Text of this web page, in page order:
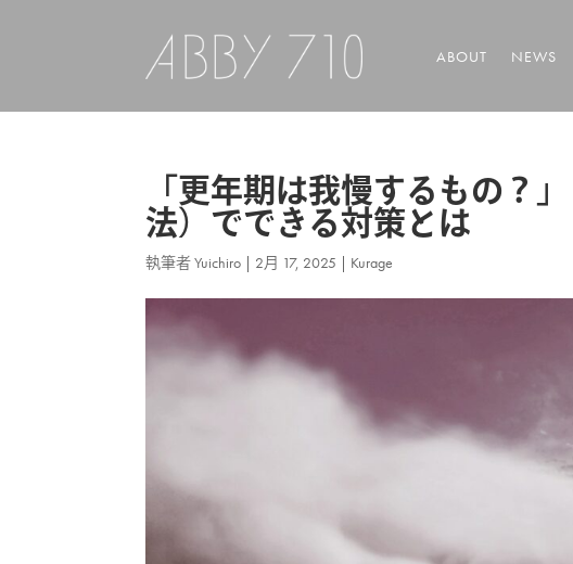
ABOUT NEWS
「更年期は我慢するもの？
法）でできる対策とは
執筆者Yuichiro 2月 17, 2025 Kurage